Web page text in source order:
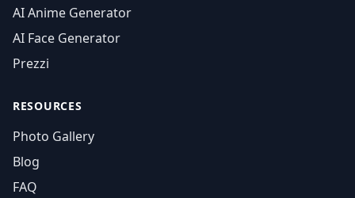
AI Anime Generator
AI Face Generator
Prezzi
RESOURCES
Photo Gallery
Blog
FAQ